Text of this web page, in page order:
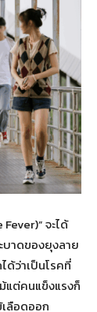
จะได้
บาดของยุงลาย
ด้ว่าเป็นโรคที่
แต่คนแข็งแรงก็
ลือดออก